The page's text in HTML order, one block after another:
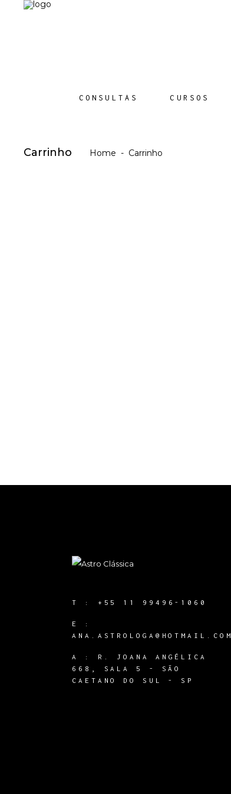
CONSULTAS CURSOS
Carrinho Home - Carrinho
T : +55 11 99496-1060
E :
ANA.ASTROLOGA@HOTMAIL.COM
A :
R. JOANA ANGÉLICA
668, SALA 5 - SÃO
CAETANO DO SUL - SP